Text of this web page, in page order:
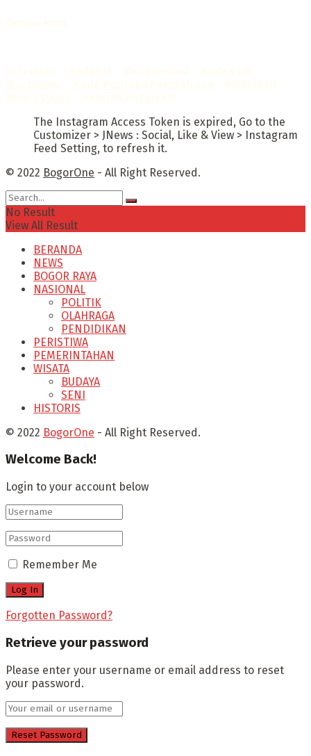
The Instagram Access Token is expired, Go to the
Customizer > JNews : Social, Like & View > Instagram
Feed Setting, to refresh it.
© 2022 BogorOne - All Right Reserved.
No Result
View All Result
BERANDA
NEWS
BOGOR RAYA
NASIONAL
POLITIK
OLAHRAGA
PENDIDIKAN
PERISTIWA
PEMERINTAHAN
WISATA
BUDAYA
SENI
HISTORIS
© 2022 BogorOne - All Right Reserved.
Welcome Back!
Login to your account below
Remember Me
Forgotten Password?
Retrieve your password
Please enter your username or email address to reset
your password.